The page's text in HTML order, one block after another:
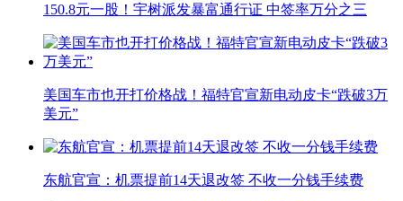
150.8元一股！宇树派发暴富通行证 中签率万分之三
美国车市也开打价格战！福特官宣新电动皮卡“跌破3万
美元”
东航官宣：机票提前14天退改签 不收一分钱手续费